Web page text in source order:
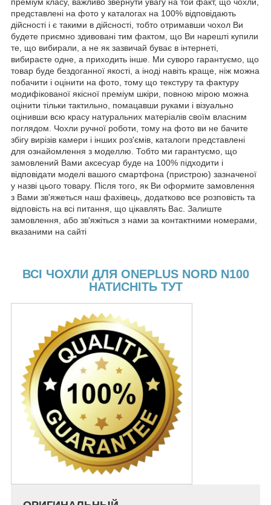
преміум класу, важливо звернути увагу на той факт, що чохли,
представлені на фото у каталогах на 100% відповідають
дійсності і є такими в дійсності, тобто отримавши чохол Ви
будете приємно здивовані тим фактом, що Ви нарешті купили
те, що вибирали, а не як зазвичай буває в інтернеті,
вибираєте одне, а приходить інше. Ми суворо гарантуємо, що
товар буде бездоганної якості, а іноді навіть краще, ніж можна
побачити і оцінити на фото, тому що текстуру та фактуру
модифікованої якісної преміум шкіри, повною мірою можна
оцінити тільки тактильно, помацавши руками і візуально
оцінивши всю красу натуральних матеріалів своїм власним
поглядом. Чохли ручної роботи, тому на фото ви не бачите
збігу вирізів камери і інших роз'ємів, каталоги представлені
для ознайомлення з моделлю. Тобто ми гарантуємо, що
замовлений Вами аксесуар буде на 100% підходити і
відповідати моделі вашого смартфона (пристрою) зазначеної
у назві цього товару. Після того, як Ви оформите замовлення
з Вами зв'яжеться наш фахівець, додатково все розповість та
відповість на всі питання, що цікавлять Вас. Залиште
замовлення, або зв'яжіться з нами за контактними номерами,
вказаними на сайті
ВСІ ЧОХЛИ ДЛЯ ONEPLUS NORD N100
НАТИСНІТЬ ТУТ